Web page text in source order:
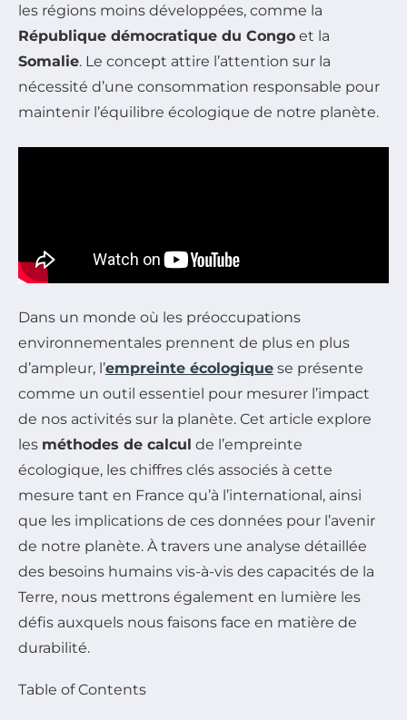
les régions moins développées, comme la
République démocratique du Congo et la
Somalie. Le concept attire l’attention sur la
nécessité d’une consommation responsable pour
maintenir l’équilibre écologique de notre planète.
Dans un monde où les préoccupations
environnementales prennent de plus en plus
d’ampleur, l’empreinte écologique se présente
comme un outil essentiel pour mesurer l’impact
de nos activités sur la planète. Cet article explore
les méthodes de calcul de l’empreinte
écologique, les chiffres clés associés à cette
mesure tant en France qu’à l’international, ainsi
que les implications de ces données pour l’avenir
de notre planète. À travers une analyse détaillée
des besoins humains vis-à-vis des capacités de la
Terre, nous mettrons également en lumière les
défis auxquels nous faisons face en matière de
durabilité.
Table of Contents